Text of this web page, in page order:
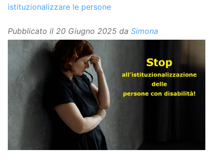
istituzionalizzare le persone
Pubblicato il 20 Giugno 2025 da Simona